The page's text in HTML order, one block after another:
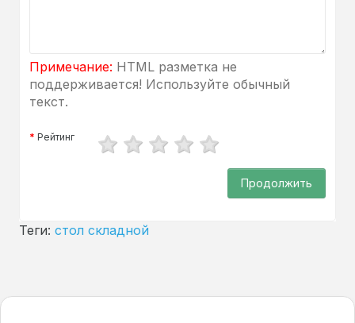
Примечание: HTML разметка не
поддерживается! Используйте обычный
текст.
Рейтинг
Продолжить
Теги: стол складной